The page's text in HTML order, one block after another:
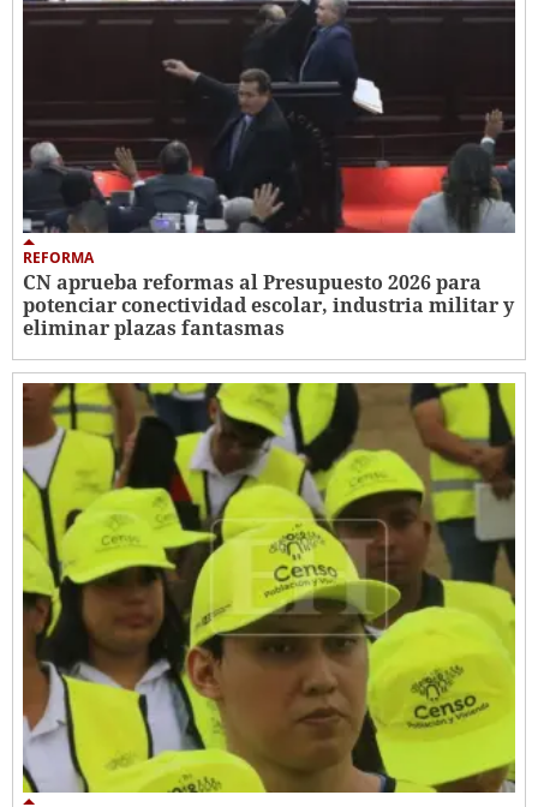
REFORMA
CN aprueba reformas al Presupuesto 2026 para
potenciar conectividad escolar, industria militar y
eliminar plazas fantasmas